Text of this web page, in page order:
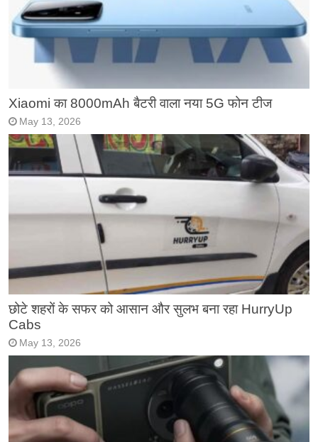
Xiaomi का 8000mAh बैटरी वाला नया 5G फोन टीज
May 13, 2026
छोटे शहरों के सफर को आसान और सुलभ बना रहा HurryUp
Cabs
May 13, 2026